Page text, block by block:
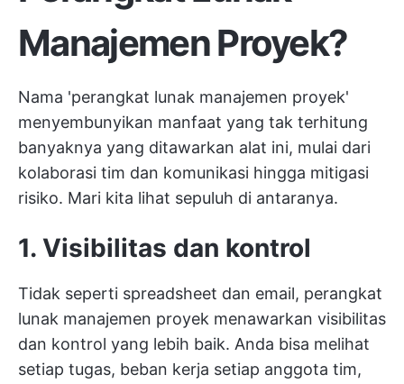
Manajemen Proyek?
Nama 'perangkat lunak manajemen proyek'
menyembunyikan manfaat yang tak terhitung
banyaknya yang ditawarkan alat ini, mulai dari
kolaborasi tim dan komunikasi hingga mitigasi
risiko. Mari kita lihat sepuluh di antaranya.
1. Visibilitas dan kontrol
Tidak seperti spreadsheet dan email, perangkat
lunak manajemen proyek menawarkan visibilitas
dan kontrol yang lebih baik. Anda bisa melihat
setiap tugas, beban kerja setiap anggota tim,